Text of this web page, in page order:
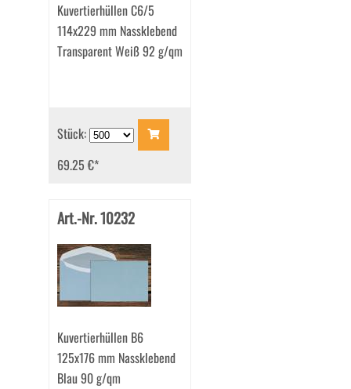
Kuvertierhüllen C6/5
114x229 mm Nassklebend
Transparent Weiß 92 g/qm
Stück:
69.25 €*
Art.-Nr. 10232
Kuvertierhüllen B6
125x176 mm Nassklebend
Blau 90 g/qm